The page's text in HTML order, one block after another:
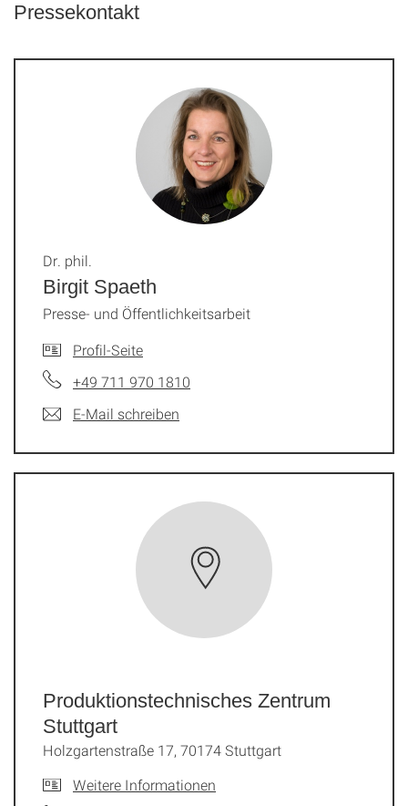
Pressekontakt
Birgit Spaeth
Dr. phil.
Presse- und Öffentlichkeitsarbeit
Profil-Seite
+49 711 970 1810
E-Mail schreiben
Produktionstechnisches Zentrum
Stuttgart
Holzgartenstraße 17, 70174 Stuttgart
Weitere Informationen